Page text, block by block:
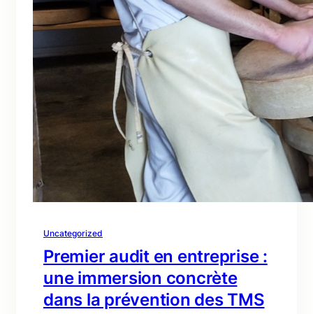
Uncategorized
Premier audit en entreprise :
une immersion concrète
dans la prévention des TMS